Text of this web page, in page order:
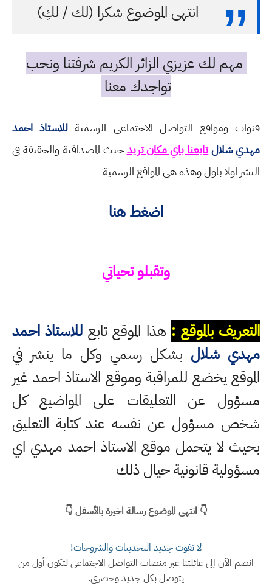
انتهى الموضوع شكرا (لك / لكِ)
مهم لك عزيزي الزائر الكريم شرفتنا ونحب
تواجدك معنا
قنوات ومواقع التواصل الاجتماعي الرسمية للاستاذ احمد
مهدي شلالتابعنا باي مكان تريدحيث المصداقية والحقيقة في
النشر اولا باول وهذه هي المواقع الرسمية
اضغط هنا
وتقبلو تحياتي
التعريف بالموقع : هذا الموقع تابع للاستاذ احمد
مهدي شلال بشكل رسمي وكل ما ينشر في
الموقع يخضع للمراقبة وموقع الاستاذ احمد غير
مسؤول عن التعليقات على المواضيع كل
شخص مسؤول عن نفسه عند كتابة التعليق
بحيث لا يتحمل موقع الاستاذ احمد مهدي اي
مسؤولية قانونية حيال ذلك
👇 انتهى الموضوع رسالة اخيرة بالأسفل 👇
لا تفوت جديد التحديثات والشروحات!
انضم الآن إلى عائلتنا عبر منصات التواصل الاجتماعي لتكون أول من
يتوصل بكل جديد وحصري.